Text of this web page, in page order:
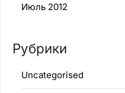
Июль 2012
Рубрики
Uncategorised